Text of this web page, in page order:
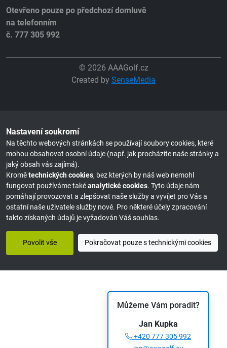
Můžeme Vám poradit?
Jan Kupka
+420 777 305 992
Otevřeno pouze po předchozí domluvě
na telefonním
č. 777 305 992
© 2026 AAAGolf.cz
Created by SenseMedia
Nastavení soukromí
Na těchto webových stránkách se používají soubory cookies, které
mohou obsahovat osobní údaje (např. jak procházíte naše stránky a
jaký obsah vás zajímá).
Kromětechnických cookies, bez kterých by náš web nemohl
fungovat používáme takéanalytické cookies. Tyto údaje nám
pomáhají provozovat a zlepšovat naše služby a vyvíjet pro Vás a
ostatní naše uživatele služby nové. Pro některé účely zpracování
takto získaných údajů je vyžadován Váš souhlas.
Povolit vše Pokračovat pouze s technickými cookies